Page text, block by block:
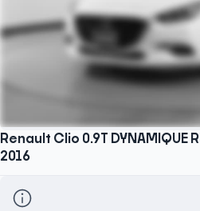
Renault Clio 0.9T DYNAMIQUE
2016